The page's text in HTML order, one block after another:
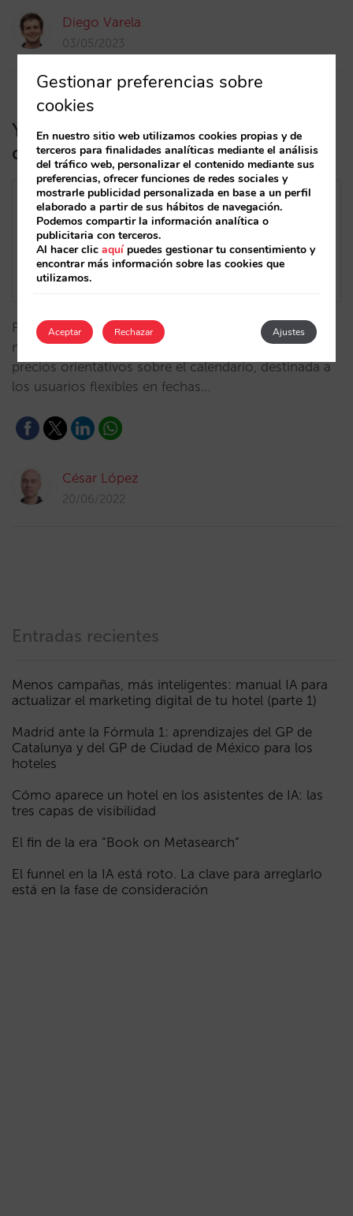
Diego Varela
03/05/2023
Ya está aquí el calendario de precios
de Mirai
Presentamos una de las grandes novedades del
motor de reservas de Mirai de este año: una capa de
precios orientativos sobre el calendario, destinada a
los usuarios flexibles en fechas…
César López
20/06/2022
Entradas recientes
Menos campañas, más inteligentes: manual IA para
actualizar el marketing digital de tu hotel (parte 1)
Madrid ante la Fórmula 1: aprendizajes del GP de
Catalunya y del GP de Ciudad de México para los
hoteles
Cómo aparece un hotel en los asistentes de IA: las
tres capas de visibilidad
El fin de la era “Book on Metasearch”
El funnel en la IA está roto. La clave para arreglarlo
está en la fase de consideración
Gestionar preferencias sobre
cookies
En nuestro sitio web utilizamos cookies propias y de
terceros para finalidades analíticas mediante el análisis
del tráfico web, personalizar el contenido mediante sus
preferencias, ofrecer funciones de redes sociales y
mostrarle publicidad personalizada en base a un perfil
elaborado a partir de sus hábitos de navegación.
Podemos compartir la información analítica o
publicitaria con terceros.
Al hacer clicaquípuedes gestionar tu consentimiento y
encontrar más información sobre las cookies que
utilizamos.
Aceptar Ajustes
Rechazar